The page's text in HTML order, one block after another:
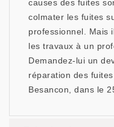
causes des fuites
colmater les fuites
professionnel. Mais
les travaux à un
Demandez-lui un
réparation des
Besancon, dans le